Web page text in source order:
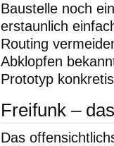
Baustelle noch
erstaunlich
Routing
Abklopfen
Prototyp
Freifunk –
Das